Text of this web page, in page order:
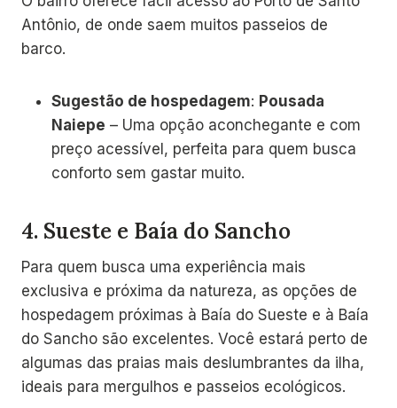
Antônio, de onde saem muitos passeios de
barco.
Sugestão de hospedagem: Pousada
Naiepe – Uma opção aconchegante e com
preço acessível, perfeita para quem busca
conforto sem gastar muito.
4. Sueste e Baía do Sancho
Para quem busca uma experiência mais
exclusiva e próxima da natureza, as opções de
hospedagem próximas à Baía do Sueste e à Baía
do Sancho são excelentes. Você estará perto de
algumas das praias mais deslumbrantes da ilha,
ideais para mergulhos e passeios ecológicos.